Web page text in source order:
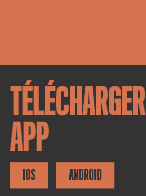
TÉLÉCHARGER
APP
IOS ANDROID